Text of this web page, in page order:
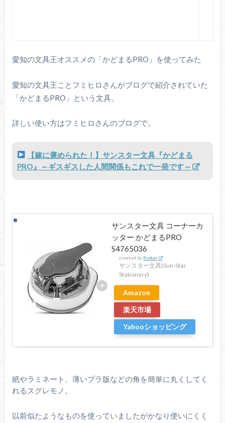
愛知の文具王オススメの「かどまるPRO」を使ってみた
愛知の文具王ことフミヒロさんがブログで紹介されていた
「かどまるPRO」という文具。
詳しい使い方はフミヒロさんのブログで。
【嫁に褒められた！】サンスター文具『かどまる
PRO』～ギスギスした人間関係もこれで一発です～
サンスター文具 コーナーカ
ッター かどまるPRO
S4765036
created by Rinker
サンスター文具(Sun-Star
Stationery)
Amazon
楽天市場
Yahooショッピング
紙やラミネート、薄いプラ版などの角を簡単に丸くしてく
れるスグレモノ。
以前似たようなものを使っていましたがかなり使いにくく